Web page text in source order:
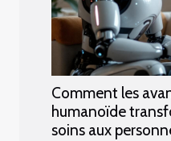
Comment les
humanoïde
soins aux